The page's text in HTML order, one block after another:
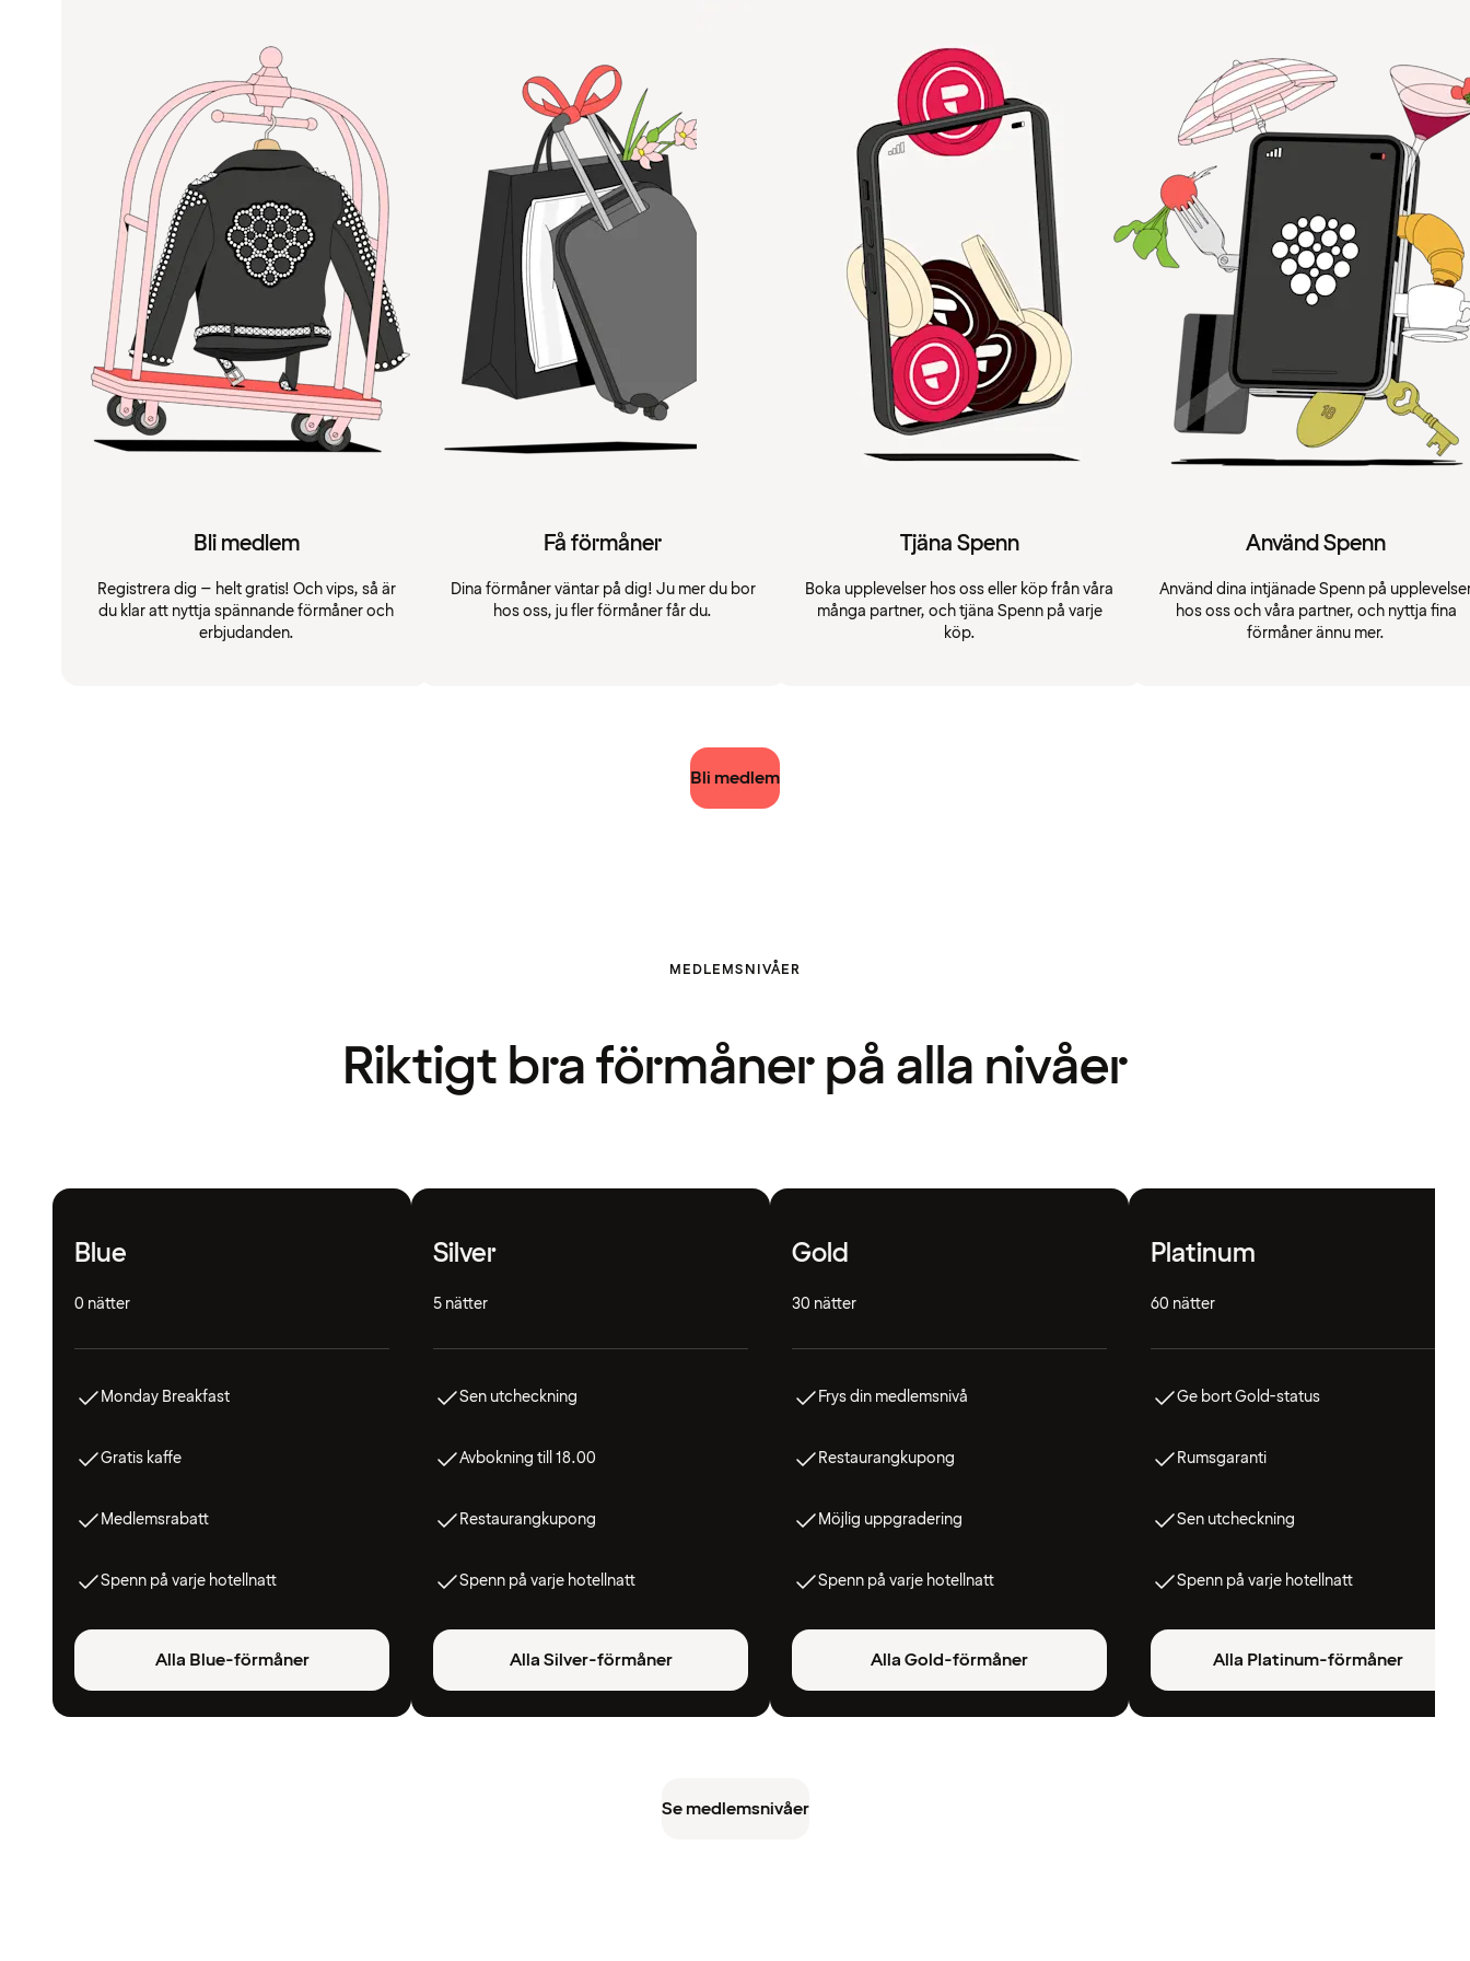
Bli medlem
Registrera dig – helt gratis! Och vips, så är
du klar att nyttja spännande förmåner och
erbjudanden.
Få förmåner
Dina förmåner väntar på dig! Ju mer du bor
hos oss, ju fler förmåner får du.
Tjäna Spenn
Boka upplevelser hos oss eller köp från våra
många partner, och tjäna Spenn på varje
köp.
Använd Spenn
Använd dina intjänade Spenn på
hos oss och våra partner, och nyttja fina
förmåner ännu mer.
Bli medlem
MEDLEMSNIVÅER
Riktigt bra förmåner på alla nivåer
Blue
0 nätter
Monday Breakfast
Gratis kaffe
Medlemsrabatt
Spenn på varje hotellnatt
Alla Blue-förmåner
Silver
5 nätter
Sen utcheckning
Avbokning till 18.00
Restaurangkupong
Spenn på varje hotellnatt
Alla Silver-förmåner
Gold
30 nätter
Frys din medlemsnivå
Restaurangkupong
Möjlig uppgradering
Spenn på varje hotellnatt
Alla Gold-förmåner
Platinum
60 nätter
Ge bort Gold-status
Rumsgaranti
Sen utcheckning
Spenn på varje hotellnatt
Alla Platinum-förmåner
Se medlemsnivåer